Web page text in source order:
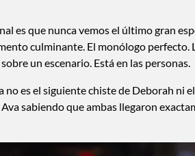
es que nunca vemos el último gran
culminante. El monólogo perfecto.
un escenario. Está en las personas.
es el siguiente chiste de Deborah ni
sabiendo que ambas llegaron